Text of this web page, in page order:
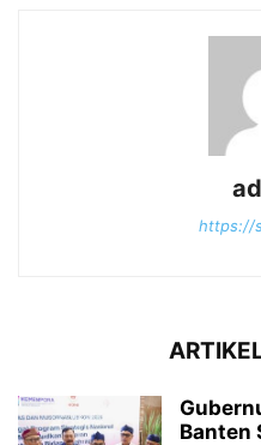
https://
Banten